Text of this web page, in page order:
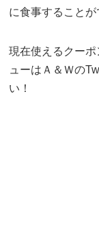
に食事することが
現在使えるクー
ューはＡ＆Ｗの
い！